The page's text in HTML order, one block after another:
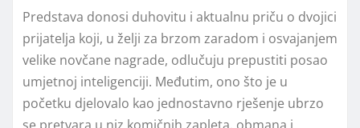
Predstava donosi duhovitu i aktualnu priču o dvojici
prijatelja koji, u želji za brzom zaradom i osvajanjem
velike novčane nagrade, odlučuju prepustiti posao
umjetnoj inteligenciji. Međutim, ono što je u
početku djelovalo kao jednostavno rješenje ubrzo